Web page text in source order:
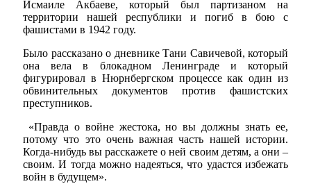
Исмаиле Акбаеве, который был партизаном на
территории нашей республики и погиб в бою с
фашистами в 1942 году.
Было рассказано о дневнике Тани Савичевой, который
она вела в блокадном Ленинграде и который
фигурировал в Нюрнбергском процессе как один из
обвинительных документов против фашистских
преступников.
«Правда о войне жестока, но вы должны знать ее,
потому что это очень важная часть нашей истории.
Когда-нибудь вы расскажете о ней своим детям, а они –
своим. И тогда можно надеяться, что удастся избежать
войн в будущем».